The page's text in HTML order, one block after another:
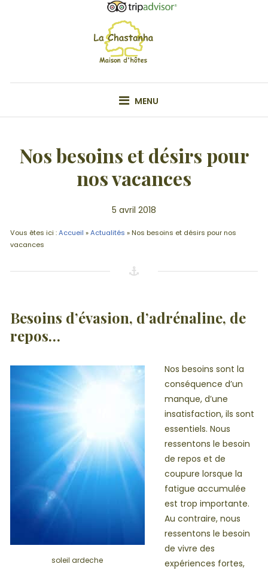
MENU
Nos besoins et désirs pour
nos vacances
5 avril 2018
Vous êtes ici :Accueil »Actualités »Nos besoins et désirs pour nos
vacances
Besoins d’évasion, d’adrénaline, de
repos…
soleil ardeche
Nos besoins sont la
conséquence d’un
manque, d’une
insatisfaction, ils sont
essentiels. Nous
ressentons le besoin
de repos et de
coupure lorsque la
fatigue accumulée
est trop importante.
Au contraire, nous
ressentons le besoin
de vivre des
expériences fortes,